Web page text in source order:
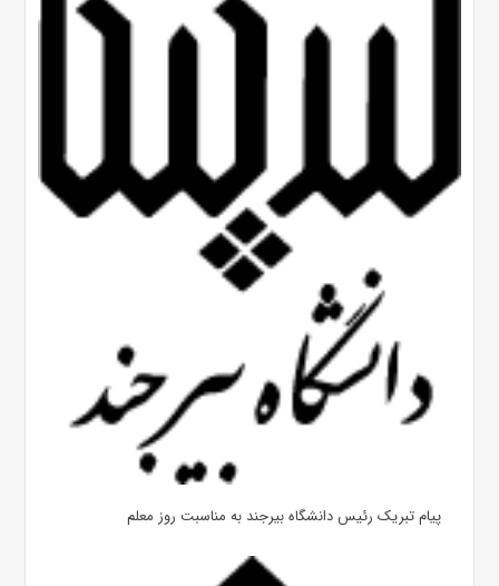
پیام تبریک رئیس دانشگاه بیرجند به مناسبت روز معلم